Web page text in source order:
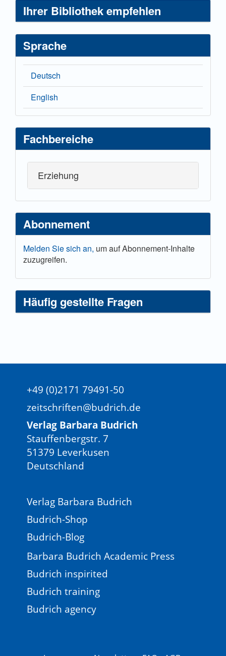
Ihrer Bibliothek empfehlen
Sprache
Deutsch
English
Fachbereiche
Erziehung
Abonnement
Melden Sie sich an, um auf Abonnement-Inhalte
zuzugreifen.
Häufig gestellte Fragen
+49 (0)2171 79491-50
zeitschriften@budrich.de
Verlag Barbara Budrich
Stauffenbergstr. 7
51379 Leverkusen
Deutschland
Verlag Barbara Budrich
Budrich-Shop
Budrich-Blog
Barbara Budrich Academic Press
Budrich inspirited
Budrich training
Budrich agency